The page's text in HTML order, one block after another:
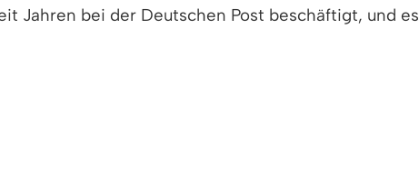
Jahren bei der Deutschen Post beschäftigt, und es